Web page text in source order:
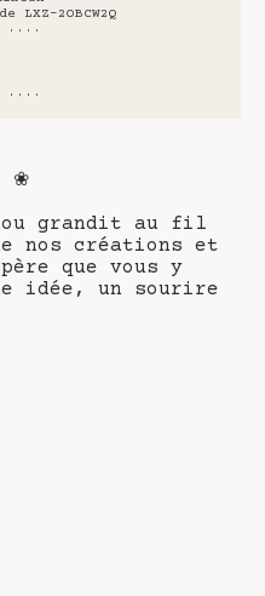
LXZ-2OBCW2Q
❀
grandit au fil
nos créations et
que vous y
idée, un sourire